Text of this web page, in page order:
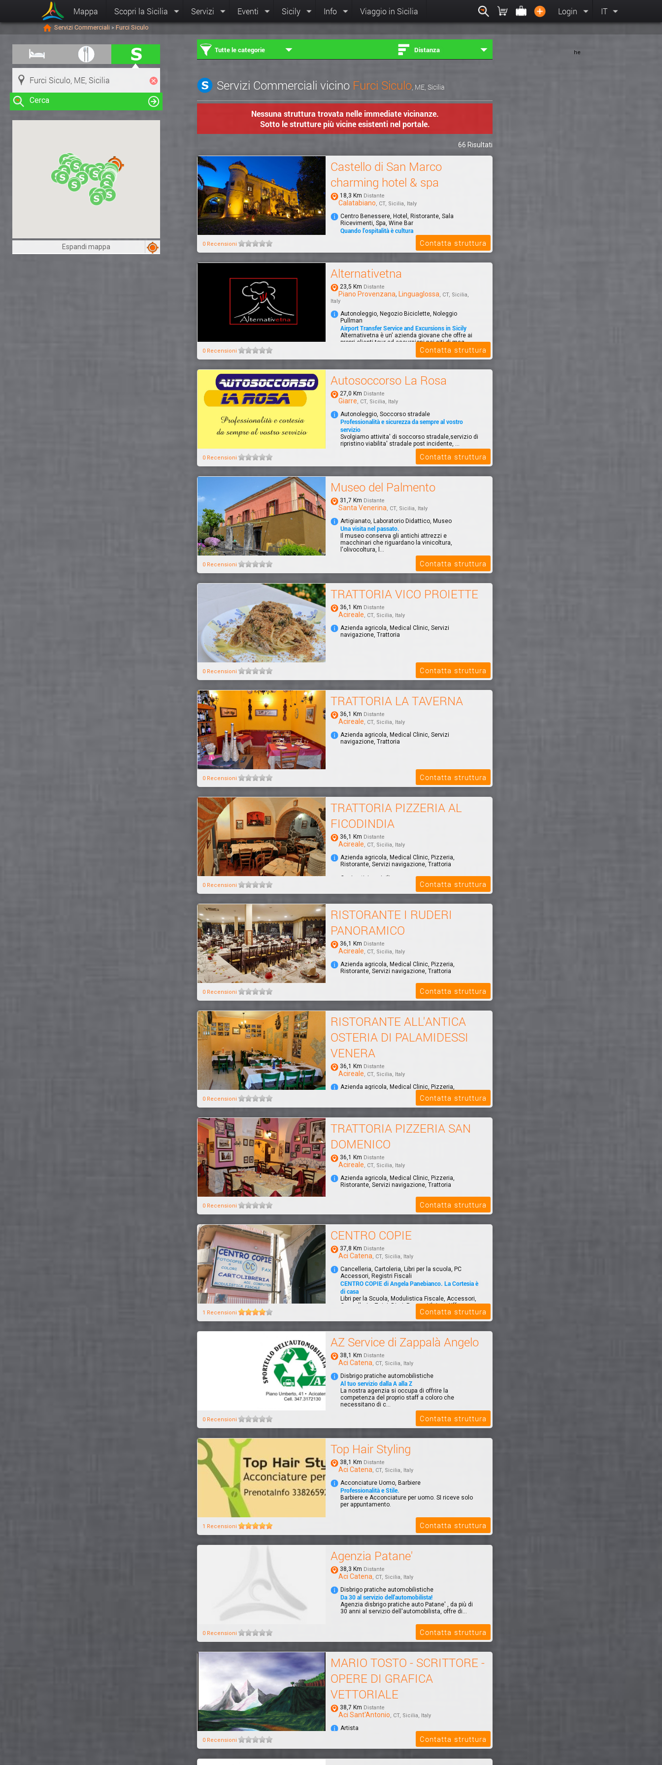
Mappa Scopri la Sicilia Servizi Eventi Sicily Info Viaggio in Sicilia Login IT
Servizi Commerciali > Furci Siculo
Cerca
Clicca su una risorsa nella mappa
per visualizzare le informazioni
Espandi mappa
Tutte le categorie Distanza
Servizi Commerciali vicino Furci Siculo , ME, Sicilia
Nessuna struttura trovata nelle immediate vicinanze.
Sotto le strutture più vicine esistenti nel portale.
66 Risultati
Castello di San Marco
charming hotel & spa
18,3 Km Distante
Calatabiano, CT, Sicilia, Italy
Centro Benessere, Hotel, Ristorante, Sala
Ricevimenti, Spa, Wine Bar
Quando l'ospitalità è cultura
Il Castello di San Marco charming hotel & Spa,
immerso in un parco di 4 ettari, a soli 100 metri
dal...
0 Recensioni Contatta struttura
Alternativetna
23,5 Km Distante
Piano Provenzana, Linguaglossa, CT, Sicilia,
Italy
Autonoleggio, Negozio Biciclette, Noleggio
Pullman
Airport Transfer Service and Excursions in Sicily
Alternativetna è un' azienda giovane che offre ai
propri clienti tour ed escursioni nei siti di mag...
0 Recensioni Contatta struttura
Autosoccorso La Rosa
27,0 Km Distante
Giarre, CT, Sicilia, Italy
Autonoleggio, Soccorso stradale
Professionalità e sicurezza da sempre al vostro
servizio
Svolgiamo attivita' di soccorso stradale,servizio di
ripristino viabilita' stradale post incidente, ...
0 Recensioni Contatta struttura
Museo del Palmento
31,7 Km Distante
Santa Venerina, CT, Sicilia, Italy
Artigianato, Laboratorio Didattico, Museo
Una visita nel passato.
Il museo conserva gli antichi attrezzi e
macchinari che riguardano la vinicoltura,
l'olivocoltura, l...
0 Recensioni Contatta struttura
TRATTORIA VICO PROIETTE
36,1 Km Distante
Acireale, CT, Sicilia, Italy
Azienda agricola, Medical Clinic, Servizi
navigazione, Trattoria
0 Recensioni Contatta struttura
TRATTORIA LA TAVERNA
36,1 Km Distante
Acireale, CT, Sicilia, Italy
Azienda agricola, Medical Clinic, Servizi
navigazione, Trattoria
0 Recensioni Contatta struttura
TRATTORIA PIZZERIA AL
FICODINDIA
36,1 Km Distante
Acireale, CT, Sicilia, Italy
Azienda agricola, Medical Clinic, Pizzeria,
Ristorante, Servizi navigazione, Trattoria
Cucina tipica siciliana
0 Recensioni Contatta struttura
RISTORANTE I RUDERI
PANORAMICO
36,1 Km Distante
Acireale, CT, Sicilia, Italy
Azienda agricola, Medical Clinic, Pizzeria,
Ristorante, Servizi navigazione, Trattoria
0 Recensioni Contatta struttura
RISTORANTE ALL'ANTICA
OSTERIA DI PALAMIDESSI
VENERA
36,1 Km Distante
Acireale, CT, Sicilia, Italy
Azienda agricola, Medical Clinic, Pizzeria,
0 Recensioni Contatta struttura
TRATTORIA PIZZERIA SAN
DOMENICO
36,1 Km Distante
Acireale, CT, Sicilia, Italy
Azienda agricola, Medical Clinic, Pizzeria,
Ristorante, Servizi navigazione, Trattoria
0 Recensioni Contatta struttura
CENTRO COPIE
37,8 Km Distante
Aci Catena, CT, Sicilia, Italy
Cancelleria, Cartoleria, Libri per la scuola, PC
Accessori, Registri Fiscali
CENTRO COPIE di Angela Panebianco. La Cortesia è
di casa
Libri per la Scuola, Modulistica Fiscale, Accessori,
Cancelleria, Zaini, Diari, Penne, Libri per Uff...
1 Recensioni Contatta struttura
AZ Service di Zappalà Angelo
38,1 Km Distante
Aci Catena, CT, Sicilia, Italy
Disbrigo pratiche automobilistiche
Al tuo servizio dalla A alla Z
La nostra agenzia si occupa di offrire la
competenza del proprio staff a coloro che
necessitano di c...
0 Recensioni Contatta struttura
Top Hair Styling
38,1 Km Distante
Aci Catena, CT, Sicilia, Italy
Acconciature Uomo, Barbiere
Professionalità e Stile.
Barbiere e Acconciature per uomo. SI riceve solo
per appuntamento.
1 Recensioni Contatta struttura
Agenzia Patane'
38,3 Km Distante
Aci Catena, CT, Sicilia, Italy
Disbrigo pratiche automobilistiche
Da 30 al servizio dell'automobilista!
Agenzia disbrigo pratiche auto Patane' , da più di
30 anni al servizio dell'automobilista, offre di...
0 Recensioni Contatta struttura
MARIO TOSTO - SCRITTORE -
OPERE DI GRAFICA
VETTORIALE
38,7 Km Distante
Aci Sant'Antonio, CT, Sicilia, Italy
Artista
SCRITTORE - DISEGNATORE OPERE GRAFICA
VETTORIALE
0 Recensioni Contatta struttura
he